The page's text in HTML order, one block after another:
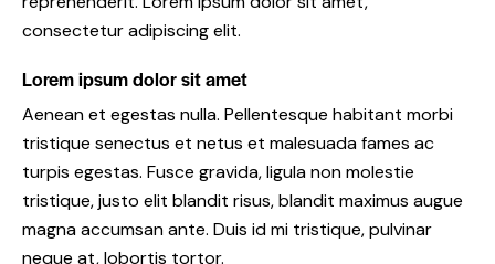
consectetur adipiscing elit.
Lorem ipsum dolor sit amet
Aenean et egestas nulla. Pellentesque habitant morbi
tristique senectus et netus et malesuada fames ac
turpis egestas. Fusce gravida, ligula non molestie
tristique, justo elit blandit risus, blandit maximus augue
magna accumsan ante. Duis id mi tristique, pulvinar
neque at, lobortis tortor.